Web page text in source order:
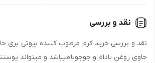
نقد و بررسی
حاوی روغن بادام و جوجوبا میباشد و میتواند